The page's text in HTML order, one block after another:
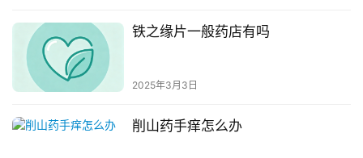
铁之缘片一般药店有吗
2025年3月3日
削山药手痒怎么办